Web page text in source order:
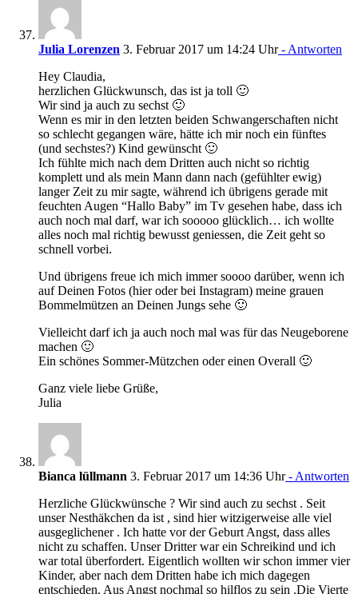
Julia Lorenzen 3. Februar 2017 um 14:24 Uhr- Antworten
Hey Claudia,
herzlichen Glückwunsch, das ist ja toll 🙂
Wir sind ja auch zu sechst 🙂
Wenn es mir in den letzten beiden Schwangerschaften nicht
so schlecht gegangen wäre, hätte ich mir noch ein fünftes
(und sechstes?) Kind gewünscht 🙂
Ich fühlte mich nach dem Dritten auch nicht so richtig
komplett und als mein Mann dann nach (gefühlter ewig)
langer Zeit zu mir sagte, während ich übrigens gerade mit
feuchten Augen “Hallo Baby” im Tv gesehen habe, dass ich
auch noch mal darf, war ich sooooo glücklich… ich wollte
alles noch mal richtig bewusst geniessen, die Zeit geht so
schnell vorbei.
Und übrigens freue ich mich immer soooo darüber, wenn ich
auf Deinen Fotos (hier oder bei Instagram) meine grauen
Bommelmützen an Deinen Jungs sehe 🙂
Vielleicht darf ich ja auch noch mal was für das Neugeborene
machen 🙂
Ein schönes Sommer-Mützchen oder einen Overall 🙂
Ganz viele liebe Grüße,
Julia
Bianca lüllmann 3. Februar 2017 um 14:36 Uhr- Antworten
Herzliche Glückwünsche ? Wir sind auch zu sechst . Seit
unser Nesthäkchen da ist , sind hier witzigerweise alle viel
ausgeglichener . Ich hatte vor der Geburt Angst, dass alles
nicht zu schaffen. Unser Dritter war ein Schreikind und ich
war total überfordert. Eigentlich wollten wir schon immer vier
Kinder, aber nach dem Dritten habe ich mich dagegen
entschieden. Aus Angst nochmal so hilflos zu sein .Die Vierte